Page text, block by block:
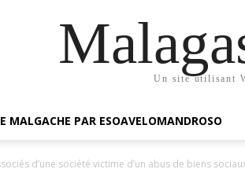
Un site utilisant
MALGACHE PAR ESOAVELOMANDROSO
d’une société victime d’un abus de biens